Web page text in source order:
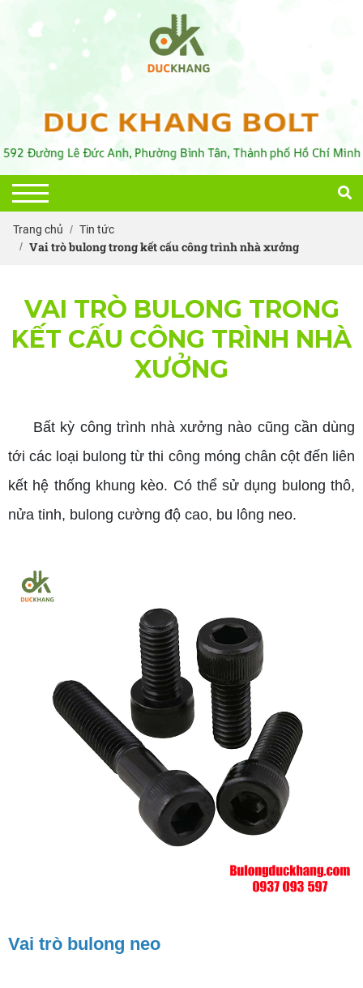
Trang chủ Tin tức
Vai trò bulong trong kết cấu công trình nhà xưởng
VAI TRÒ BULONG TRONG
KẾT CẤU CÔNG TRÌNH NHÀ
XƯỞNG
Bất kỳ công trình nhà xưởng nào cũng cần dùng
tới các loại bulong từ thi công móng chân cột đến liên
kết hệ thống khung kèo. Có thể sử dụng bulong thô,
nửa tinh, bulong cường độ cao, bu lông neo.
Vai trò bulong neo